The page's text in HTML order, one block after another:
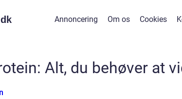
dk Annoncering Om os Cookies
Alt, du behøver at